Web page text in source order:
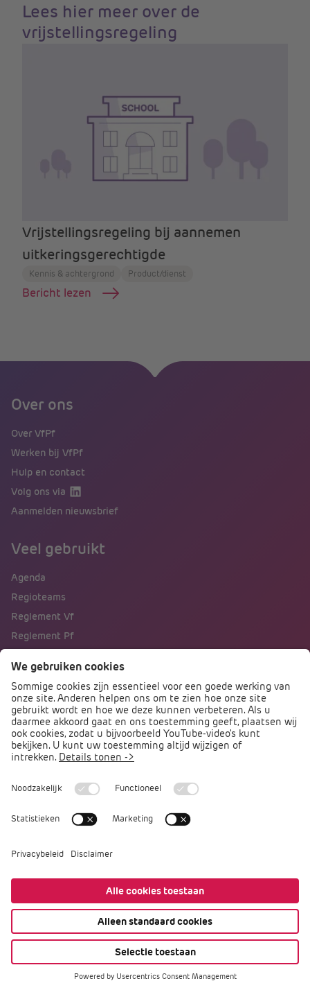
Lees hier meer over de
vrijstellingsregeling
Vrijstellingsregeling bij aannemen
uitkeringsgerechtigde
Kennis & achtergrond Product/dienst
Bericht lezen
Over ons
Over VfPf
Werken bij VfPf
Hulp en contact
Volg ons via
Aanmelden nieuwsbrief
Veel gebruikt
Agenda
Regioteams
Reglement Vf
Reglement Pf
Direct naar
Podcast PO praat
Arbocatalogus PO
Arbomeester